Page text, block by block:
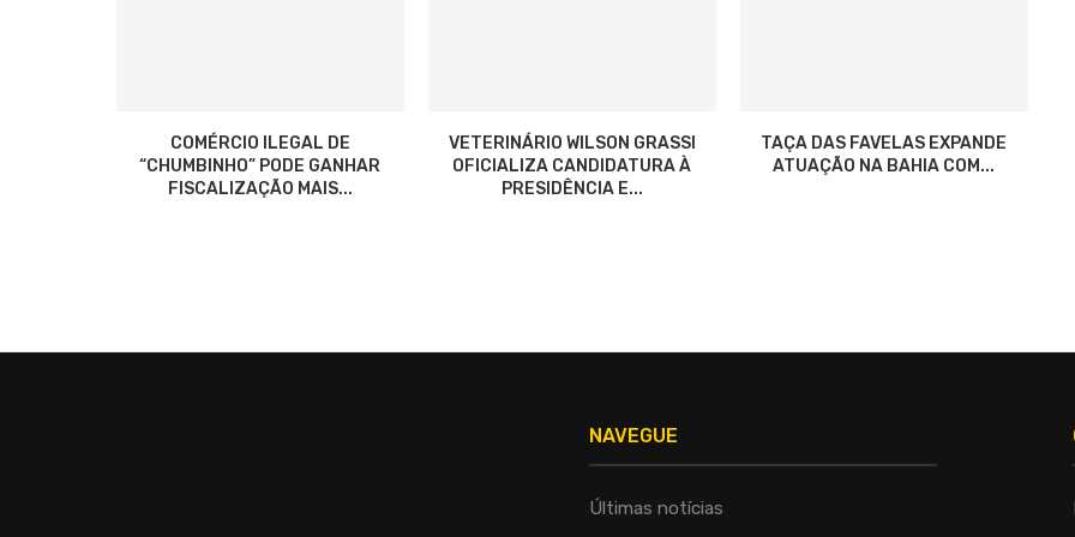
COMÉRCIO ILEGAL DE
“CHUMBINHO” PODE GANHAR
FISCALIZAÇÃO MAIS...
VETERINÁRIO WILSON GRASSI
OFICIALIZA CANDIDATURA À
PRESIDÊNCIA E...
TAÇA DAS FAVELAS EXPANDE
ATUAÇÃO NA BAHIA COM...
NAVEGUE
Últimas notícias